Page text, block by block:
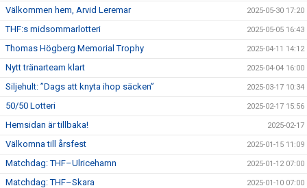
Välkommen hem, Arvid Leremar 2025-05-30 17:20
THF:s midsommarlotteri 2025-05-05 16:43
Thomas Högberg Memorial Trophy 2025-04-11 14:12
Nytt tränarteam klart 2025-04-04 16:00
Siljehult: ”Dags att knyta ihop säcken” 2025-03-17 10:34
50/50 Lotteri 2025-02-17 15:56
Hemsidan är tillbaka! 2025-02-17
Välkomna till årsfest 2025-01-15 11:09
Matchdag: THF–Ulricehamn 2025-01-12 07:00
Matchdag: THF–Skara 2025-01-10 07:00